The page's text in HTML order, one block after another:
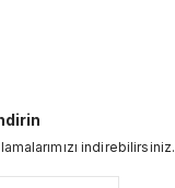
indirebilirsiniz.